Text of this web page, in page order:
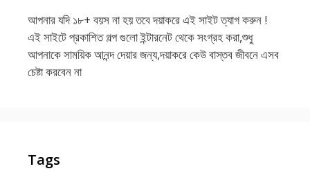
আপনার যদি ১৮+ বয়স না হয় তবে দয়াকরে এই সাইট ত্যাগ করুন !
এই সাইটে প্রকাশিত গল্প গুলো ইন্টারনেট থেকে সংগ্রহ করা,শুধু
আপনাকে সাময়িক আনন্দ দেয়ার জন্য,দয়াকরে কেউ বাস্তব জীবনে এসব
চেষ্টা করবেন না
Tags